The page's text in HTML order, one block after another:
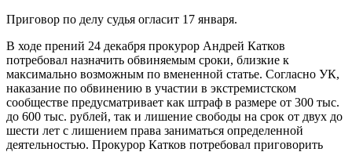
Приговор по делу судья огласит 17 января.
В ходе прений 24 декабря прокурор Андрей Катков
потребовал назначить обвиняемым сроки, близкие к
максимально возможным по вмененной статье. Согласно УК,
наказание по обвинению в участии в экстремистском
сообществе предусматривает как штраф в размере от 300 тыс.
до 600 тыс. рублей, так и лишение свободы на срок от двух до
шести лет с лишением права заниматься определенной
деятельностью. Прокурор Катков потребовал приговорить